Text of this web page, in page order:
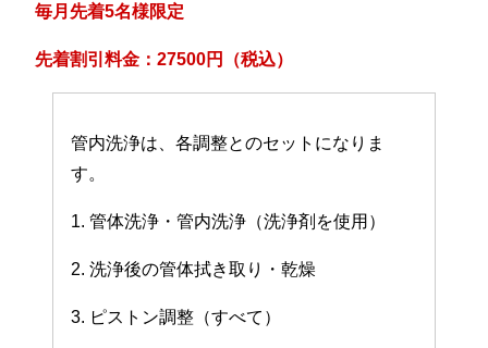
毎月先着5名様限定
先着割引料金：27500円（税込）
管内洗浄は、各調整とのセットになりま
す。
1. 管体洗浄・管内洗浄（洗浄剤を使用）
2. 洗浄後の管体拭き取り・乾燥
3. ピストン調整（すべて）